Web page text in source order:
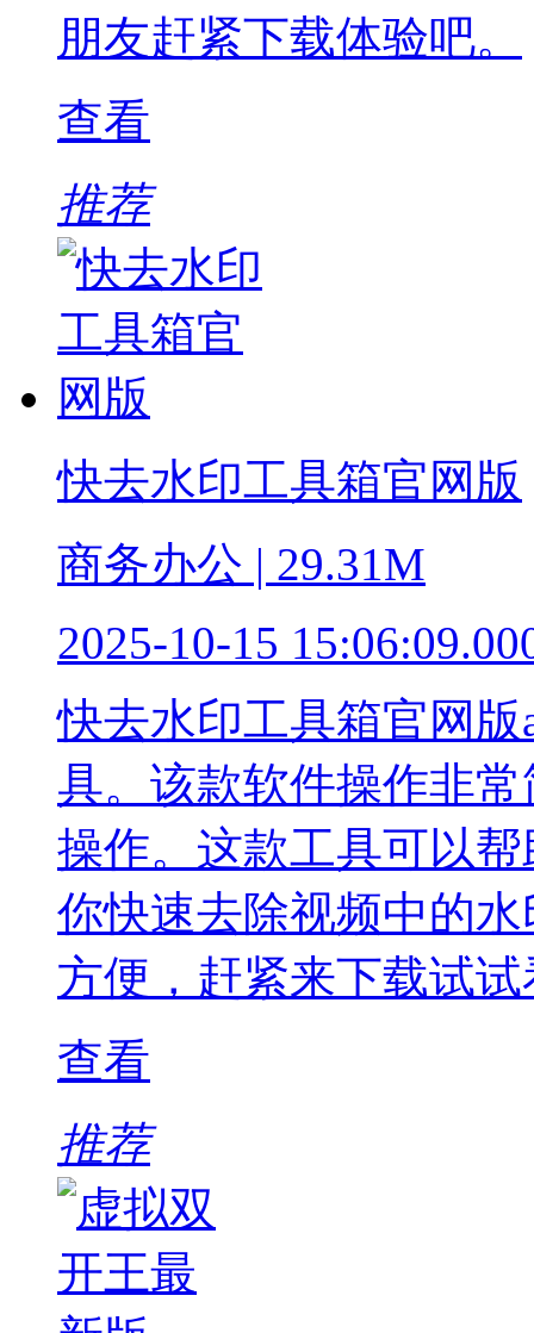
朋友赶紧下载体验吧。
查看
推荐
快去水印工具箱官网版
商务办公 | 29.31M
2025-10-15
快去水印工具箱官网
具。该款软件操作非
操作。这款工具可以
你快速去除视频中的
方便，赶紧来下载试
查看
推荐